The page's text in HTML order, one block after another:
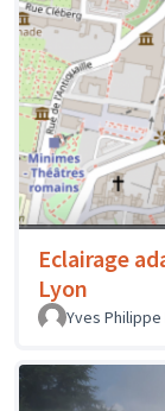
Eclairage
Lyon
Yves Philippe